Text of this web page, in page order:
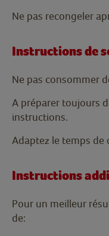
Ne pas recongeler
Instructions de
Ne pas consommer
A préparer toujours
instructions.
Adaptez le temps de
Instructions
Pour un meilleur
de: